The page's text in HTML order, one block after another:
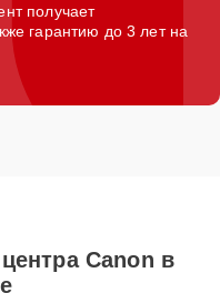
получает
гарантию до 3 лет на
Canon в